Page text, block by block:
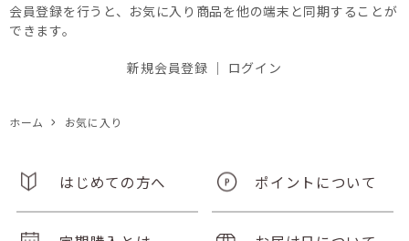
ホーム お気に入り
会員登録を行うと、お気に入り商品を他の端末と同期することが
できます。
新規会員登録 ｜ ログイン
はじめての方へ ポイントについて